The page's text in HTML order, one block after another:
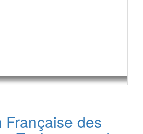
des